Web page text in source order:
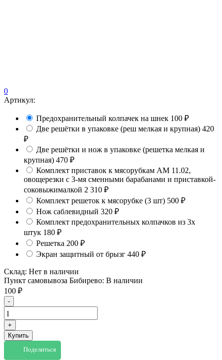
0
Артикул:
Предохранительный колпачек на шнек 100 ₽
Две решётки в упаковке (реш мелкая и крупная) 420
₽
Две решётки и нож в упаковке (решетка мелкая и
крупная) 470 ₽
Комплект приставок к мясорубкам АМ 11.02,
овощерезки с 3-мя сменными барабанами и приставкой-
соковыжималкой 2 310 ₽
Комплект решеток к мясорубке (3 шт) 500 ₽
Нож саблевидный 320 ₽
Комплект предохранительных колпачков из 3х
штук 180 ₽
Решетка 200 ₽
Экран защитный от брызг 440 ₽
Склад: Нет в наличии
Пункт самовывоза Бибирево: В наличии
100 ₽
-
+
Купить
Поделиться